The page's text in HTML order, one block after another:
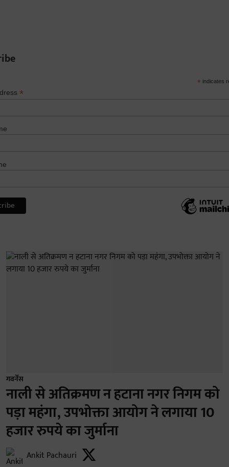
* indicates
*
गवर्नेंस
नाली से अतिक्रमण न हटाना नगर निगम को
पड़ा महंगा, उपभोक्ता आयोग ने लगाया 10
हजार रुपये का जुर्माना
Ankit Pachauri